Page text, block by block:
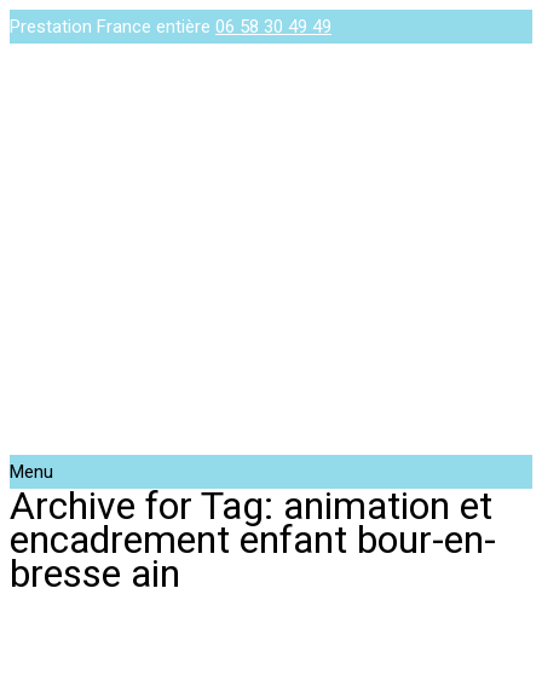
Prestation France entière 06 58 30 49 49
Menu
Archive for Tag: animation et
encadrement enfant bour-en-
bresse ain